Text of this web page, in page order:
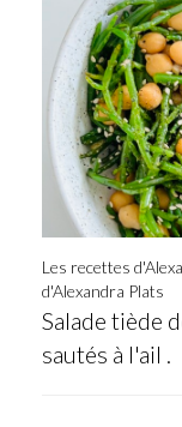
Les recettes
d'Alexandra Plats
Salade tiède
sautés à l'ail .